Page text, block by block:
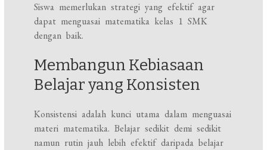
Siswa memerlukan strategi yang efektif agar
dapat menguasai matematika kelas 1 SMK
dengan baik.
Membangun Kebiasaan
Belajar yang Konsisten
Konsistensi adalah kunci utama dalam menguasai
materi matematika. Belajar sedikit demi sedikit
namun rutin jauh lebih efektif daripada belajar